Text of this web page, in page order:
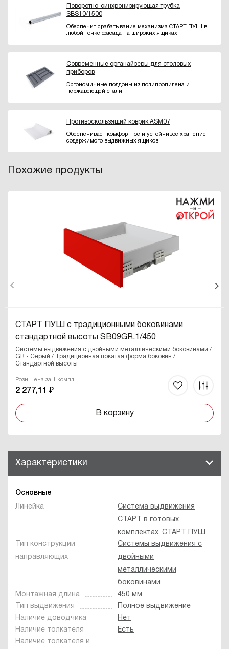
Поворотно-синхронизирующая трубка
SBS10/1500
Обеспечит срабатывание механизма СТАРТ ПУШ в
любой точке фасада на широких ящиках
Современные органайзеры для столовых
приборов
Эргономичные поддоны из полипропилена и
нержавеющей стали
Противоскользящий коврик ASM07
Обеспечивает комфортное и устойчивое хранение
содержимого выдвижных ящиков
Похожие продукты
СТАРТ ПУШ с традиционными боковинами
стандартной высоты SB09GR.1/450
Системы выдвижения с двойными металлическими боковинами /
GR - Серый / Традиционная покатая форма боковин /
Стандартной высоты
Розн. цена за 1 компл
2 277,11 ₽
В корзину
Характеристики
Основные
Линейка
Система выдвижения
СТАРТ в готовых
комплектах, СТАРТ ПУШ
Тип конструкции
направляющих
Системы выдвижения с
двойными
металлическими
боковинами
Монтажная длина
450 мм
Тип выдвижения
Полное выдвижение
Наличие доводчика
Нет
Наличие толкателя
Есть
Наличие толкателя и